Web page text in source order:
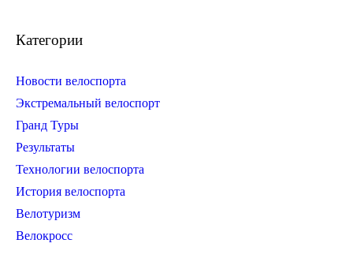
Категории
Новости велоспорта
Экстремальный велоспорт
Гранд Туры
Результаты
Технологии велоспорта
История велоспорта
Велотуризм
Велокросс